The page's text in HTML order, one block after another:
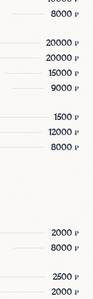
8000 ₽
20000 ₽
20000 ₽
15000 ₽
9000 ₽
1500 ₽
12000 ₽
8000 ₽
2000 ₽
8000 ₽
2500 ₽
2000 ₽